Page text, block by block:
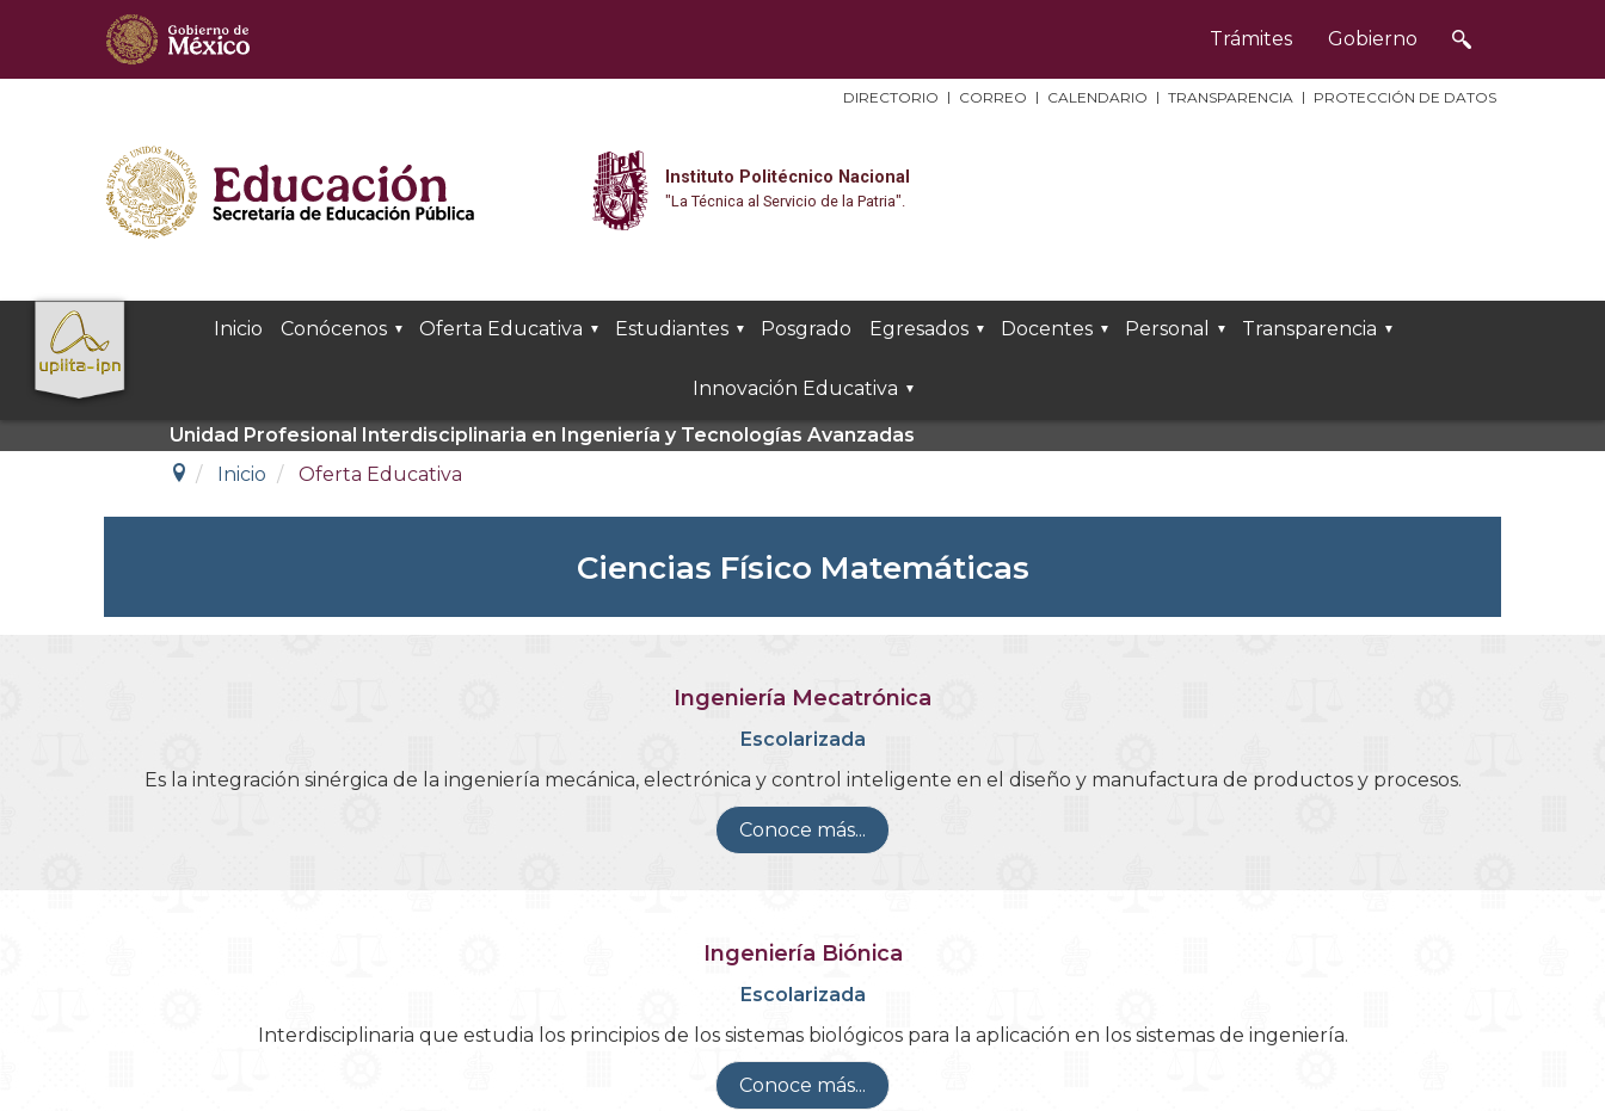
Trámites Gobierno
DIRECTORIO CORREO CALENDARIO TRANSPARENCIA PROTECCIÓN DE DATOS
Instituto Politécnico Nacional
"La Técnica al Servicio de la Patria".
Inicio Conócenos Oferta Educativa Estudiantes Posgrado Egresados Docentes Personal Transparencia
Innovación Educativa
Unidad Profesional Interdisciplinaria en Ingeniería y Tecnologías Avanzadas
Inicio
Oferta Educativa
Ciencias Físico Matemáticas
Ingeniería Mecatrónica
Escolarizada
Es la integración sinérgica de la ingeniería mecánica, electrónica y control inteligente en el diseño y manufactura de productos y procesos.
Conoce más...
Ingeniería Biónica
Escolarizada
Interdisciplinaria que estudia los principios de los sistemas biológicos para la aplicación en los sistemas de ingeniería.
Conoce más...